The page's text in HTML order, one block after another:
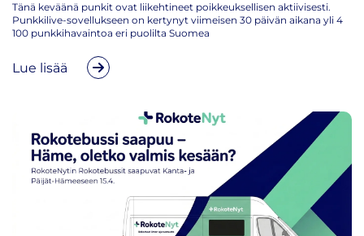
Tänä keväänä punkit ovat liikehtineet poikkeuksellisen aktiivisesti.
Punkkilive-sovellukseen on kertynyt viimeisen 30 päivän aikana yli 4
100 punkkihavaintoa eri puolilta Suomea
Lue lisää